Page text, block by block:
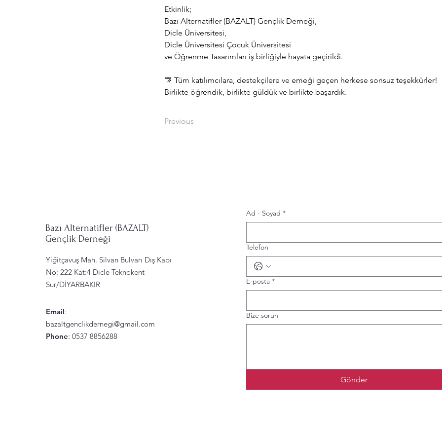
Etkinlik;
Bazı Alternatifler (BAZALT) Gençlik Derneği,
Dicle Üniversitesi,
Dicle Üniversitesi Çocuk Üniversitesi
ve Öğrenme Tasarımları iş birliğiyle hayata geçirildi.
🎊 Tüm katılımcılara, destekçilere ve emeği geçen herkese sonsuz teşekkürler!
Birlikte öğrendik, birlikte güldük ve birlikte başardık.
Previous
Bazı Alternatifler (BAZALT)
Gençlik Derneği
Yiğitçavuş Mah. Silvan Bulvarı Dış Kapı
No: 222 Kat:4 Dicle Teknokent
Sur/DİYARBAKIR
Email:
bazaltgenclikdernegi@gmail.com
Phone: 0537 8856288
Ad - Soyad *
Telefon
E-posta *
Bize sorun
Gönder